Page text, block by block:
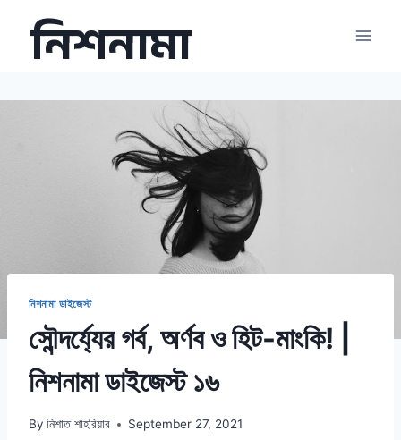
contentনিশনামা
নিশনামা ডাইজেস্ট
সৌন্দর্য্যের গর্ব, অর্ণব ও হিট-মাংকি! |
নিশনামা ডাইজেস্ট ১৬
By নিশাত শাহরিয়ার September 27, 2021